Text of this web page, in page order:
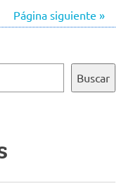
Página siguiente »
Buscar